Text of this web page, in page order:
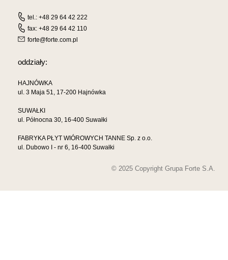
tel.: +48 29 64 42 222
fax: +48 29 64 42 110
forte@forte.com.pl
oddziały:
HAJNÓWKA
ul. 3 Maja 51, 17-200 Hajnówka
SUWAŁKI
ul. Północna 30, 16-400 Suwałki
FABRYKA PŁYT WIÓROWYCH TANNE Sp. z o.o.
ul. Dubowo I - nr 6, 16-400 Suwałki
© 2025 Copyright Grupa Forte S.A.